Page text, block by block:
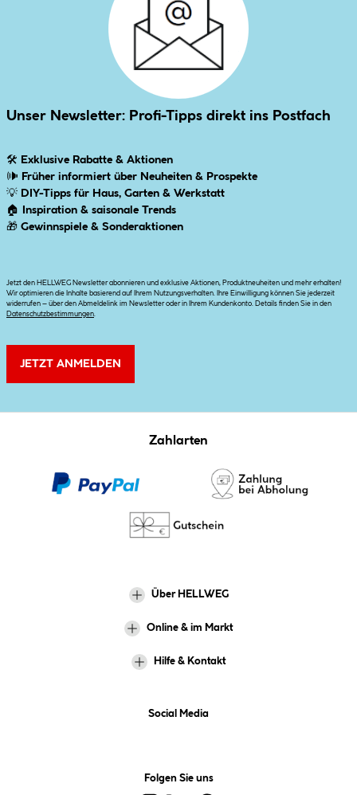
Unser Newsletter: Profi-Tipps direkt ins Postfach
🛠 Exklusive Rabatte & Aktionen
🕪 Früher informiert über Neuheiten & Prospekte
💡 DIY-Tipps für Haus, Garten & Werkstatt
🏠
Inspiration & saisonale Trends
🎁 Gewinnspiele & Sonderaktionen
Jetzt den HELLWEG Newsletter abonnieren und exklusive Aktionen, Produktneuheiten und mehr erhalten!
Wir optimieren die Inhalte basierend auf Ihrem Nutzungsverhalten. Ihre Einwilligung können Sie jederzeit
widerrufen – über den Abmeldelink im Newsletter oder in Ihrem Kundenkonto. Details finden Sie in den
Datenschutzbestimmungen
JETZT ANMELDEN
Zahlarten
Über HELLWEG
Online & im Markt
Hilfe & Kontakt
Social Media
Folgen Sie uns